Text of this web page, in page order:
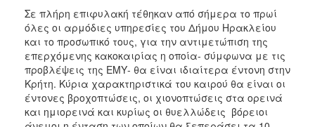
2016
2015
2013
2012
2011
2010
Σε πλήρη επιφυλακή τέθηκαν από σήμερα το πρωί
όλες οι αρμόδιες υπηρεσίες του Δήμου Ηρακλείου
και το προσωπικό τους, για την αντιμετώπιση της
επερχόμενης κακοκαιρίας η οποία- σύμφωνα με τις
προβλέψεις της ΕΜΥ- θα είναι ιδιαίτερα έντονη στην
Κρήτη. Κύρια χαρακτηριστικά του καιρού θα είναι οι
έντονες βροχοπτώσεις, οι χιονοπτώσεις στα ορεινά
και ημιορεινά και κυρίως οι θυελλώδεις βόρειοι